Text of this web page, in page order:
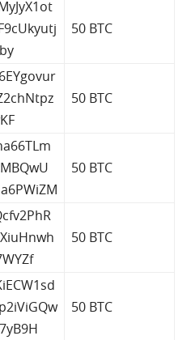
50 BTC
50 BTC
50 BTC
50 BTC
50 BTC